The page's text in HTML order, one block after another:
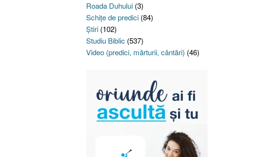
Roada Duhului(3)
Schiţe de predici(84)
Ştiri(102)
Studiu Biblic (537)
Video (predici, mărturii, cântări) (46)